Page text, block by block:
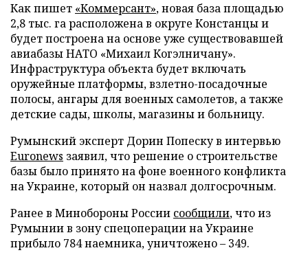
Как пишет «Коммерсант», новая база площадью
2,8 тыс. га расположена в округе Констанцы и
будет построена на основе уже существовавшей
авиабазы НАТО «Михаил Когэлничану».
Инфраструктура объекта будет включать
оружейные платформы, взлетно-посадочные
полосы, ангары для военных самолетов, а также
детские сады, школы, магазины и больницу.
Румынский эксперт Дорин Попеску в интервью
Euronews заявил, что решение о строительстве
базы было принято на фоне военного конфликта
на Украине, который он назвал долгосрочным.
Ранее в Минобороны России сообщили, что из
Румынии в зону спецоперации на Украине
прибыло 784 наемника, уничтожено – 349.